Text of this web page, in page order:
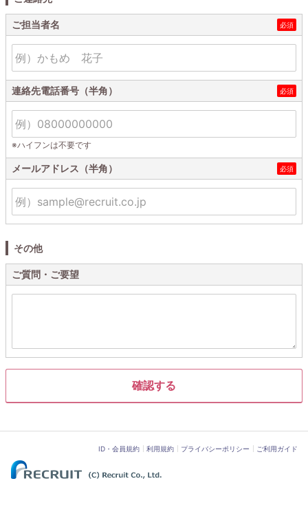
ご担当者名
連絡先電話番号（半角）
※ハイフンは不要です
メールアドレス（半角）
その他
ご質問・ご要望
ID・会員規約 利用規約 プライバシーポリシー ご利用ガイド